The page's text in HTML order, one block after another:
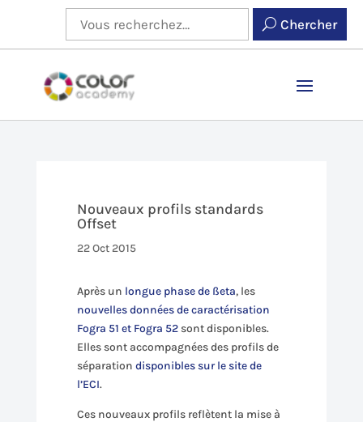
Chercher
Nouveaux profils standards
Offset
22 Oct 2015
Après un longue phase de ßeta, les
nouvelles données de caractérisation
Fogra 51 et Fogra 52sont disponibles.
Elles sont accompagnées des profils de
séparation disponibles sur le site de
l’ECI.
Ces nouveaux profils reflètent la mise à